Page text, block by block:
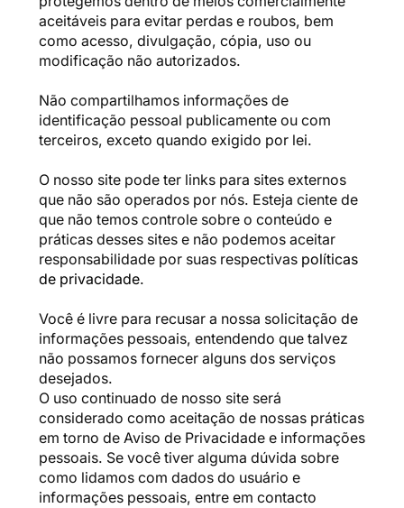
aceitáveis ​​para evitar perdas e roubos, bem
como acesso, divulgação, cópia, uso ou
modificação não autorizados.
Não compartilhamos informações de
identificação pessoal publicamente ou com
terceiros, exceto quando exigido por lei.
O nosso site pode ter links para sites externos
que não são operados por nós. Esteja ciente de
que não temos controle sobre o conteúdo e
práticas desses sites e não podemos aceitar
responsabilidade por suas respectivas políticas
de privacidade.
Você é livre para recusar a nossa solicitação de
informações pessoais, entendendo que talvez
não possamos fornecer alguns dos serviços
desejados.
O uso continuado de nosso site será
considerado como aceitação de nossas práticas
em torno de Aviso de Privacidade e informações
pessoais. Se você tiver alguma dúvida sobre
como lidamos com dados do usuário e
informações pessoais, entre em contacto